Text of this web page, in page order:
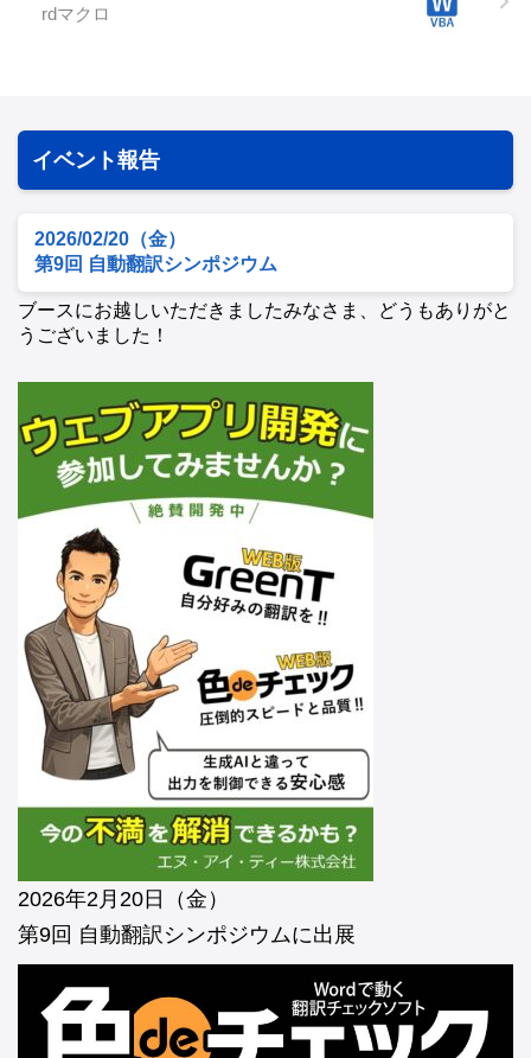
rdマクロ
イベント報告
2026/02/20（金）
第9回 自動翻訳シンポジウム
ブースにお越しいただきましたみなさま、どうもありがと
うございました！
2026年2月20日（金）
第9回 自動翻訳シンポジウムに出展